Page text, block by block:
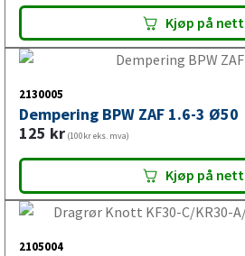
Kjøp på nett
2130005
Dempering BPW ZAF 1.6-3 Ø50
125 kr (100kr eks. mva)
Kjøp på nett
2105004